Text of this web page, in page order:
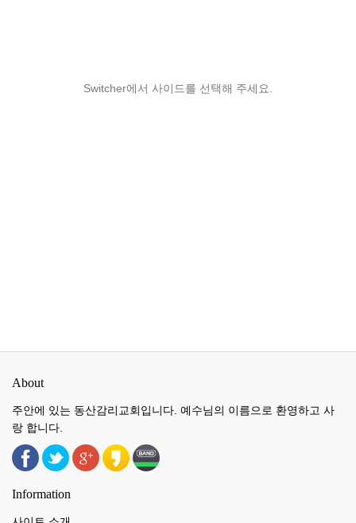
Switcher에서 사이드를 선택해 주세요.
About
주안에 있는 동산감리교회입니다. 예수님의 이름으로 환영하고 사
랑 합니다.
Information